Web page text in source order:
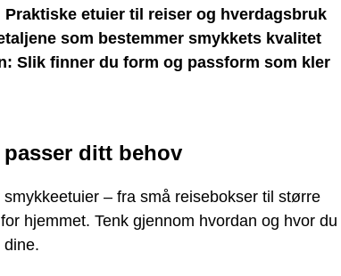
Praktiske etuier til reiser og hverdagsbruk
som bestemmer smykkets kvalitet
Slik finner du form og passform som kler
ditt behov
– fra små reisebokser til større
hjemmet. Tenk gjennom hvordan og hvor du
dine.